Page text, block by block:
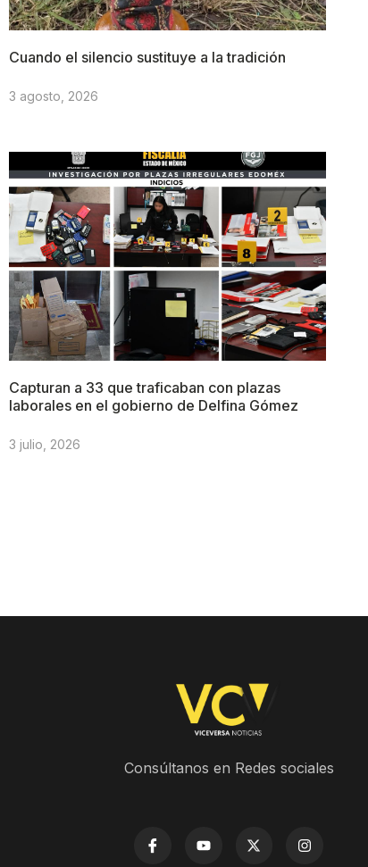
Cuando el silencio sustituye a la tradición
3 agosto, 2026
Capturan a 33 que traficaban con plazas
laborales en el gobierno de Delfina Gómez
3 julio, 2026
Consúltanos en Redes sociales